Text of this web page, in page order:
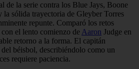
de la serie contra los Blue Jays, Boone
la sólida trayectoria de Gleyber Torres
repunte. Comparó los retos
con el lento comienzo de Aaron Judge en
retorno a la forma. El capitán
béisbol, describiéndolo como un
requiere paciencia.